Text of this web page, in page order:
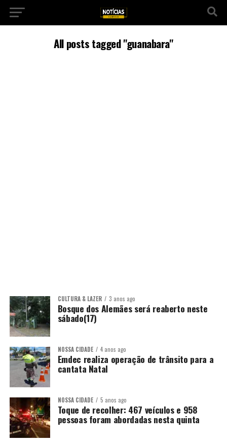
All posts tagged "guanabara"
CULTURA & LAZER 3 anos ago
Bosque dos Alemães será reaberto neste
sábado(17)
NOSSA CIDADE 4 anos ago
Emdec realiza operação de trânsito para a
cantata Natal
NOSSA CIDADE 5 anos ago
Toque de recolher: 467 veículos e 958
pessoas foram abordadas nesta quinta